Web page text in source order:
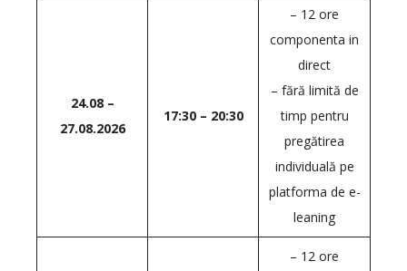
24.08 –
27.08.2026
17:30 – 20:30
– 12 ore
componenta in
direct
– fără limită de
timp pentru
pregătirea
individuală pe
platforma de e-
leaning
– 12 ore